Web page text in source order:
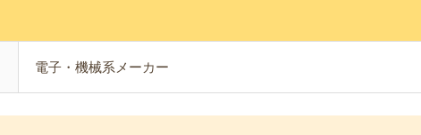
電子・機械系メーカー